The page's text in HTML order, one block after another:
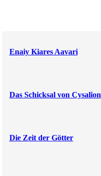
Enaiy Kiares Aavari
Das Schicksal von Cysalion
Die Zeit der Götter